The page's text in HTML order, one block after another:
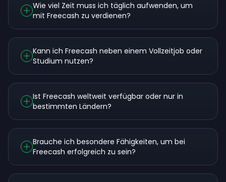
Wie viel Zeit muss ich täglich aufwenden, um
mit Freecash zu verdienen?
Kann ich Freecash neben einem Vollzeitjob oder
Studium nutzen?
Ist Freecash weltweit verfügbar oder nur in
bestimmten Ländern?
Brauche ich besondere Fähigkeiten, um bei
Freecash erfolgreich zu sein?